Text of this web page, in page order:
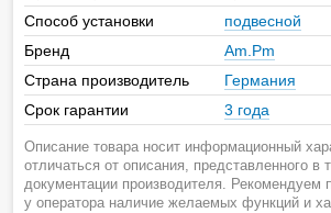
Способ установки
подвесной
Бренд
Am.Pm
Страна производитель
Германия
Срок гарантии
3 года
Описание товара носит информационный
отличаться от описания, представленного в
документации производителя. Рекомендуем
у оператора наличие желаемых функций и